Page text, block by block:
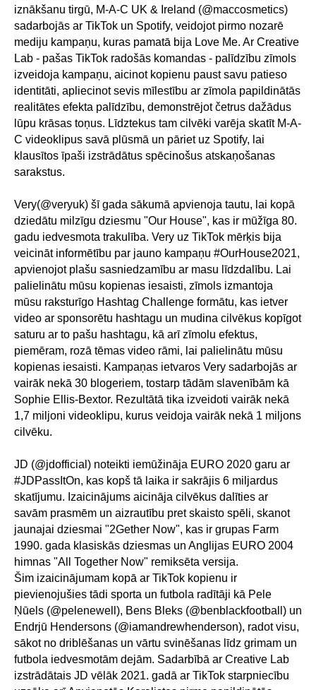
iznākšanu tirgū, M-A-C UK & Ireland (@maccosmetics)
sadarbojās ar TikTok un Spotify, veidojot pirmo nozarē
mediju kampaņu, kuras pamatā bija Love Me. Ar Creative
Lab - pašas TikTok radošās komandas - palīdzību zīmols
izveidoja kampaņu, aicinot kopienu paust savu patieso
identitāti, apliecinot sevis mīlestību ar zīmola papildinātās
realitātes efekta palīdzību, demonstrējot četrus dažādus
lūpu krāsas toņus. Līdztekus tam cilvēki varēja skatīt M-A-
C videoklipus savā plūsmā un pāriet uz Spotify, lai
klausītos īpaši izstrādātus spēcinošus atskaņošanas
sarakstus.
Very(@veryuk) šī gada sākumā apvienoja tautu, lai kopā
dziedātu milzīgu dziesmu "Our House", kas ir mūžīga 80.
gadu iedvesmota trakulība. Very uz TikTok mērķis bija
veicināt informētību par jauno kampaņu #OurHouse2021,
apvienojot plašu sasniedzamību ar masu līdzdalību. Lai
palielinātu mūsu kopienas iesaisti, zīmols izmantoja
mūsu raksturīgo Hashtag Challenge formātu, kas ietver
video ar sponsorētu hashtagu un mudina cilvēkus kopīgot
saturu ar to pašu hashtagu, kā arī zīmolu efektus,
piemēram, rozā tēmas video rāmi, lai palielinātu mūsu
kopienas iesaisti. Kampaņas ietvaros Very sadarbojās ar
vairāk nekā 30 blogeriem, tostarp tādām slavenībām kā
Sophie Ellis-Bextor. Rezultātā tika izveidoti vairāk nekā
1,7 miljoni videoklipu, kurus veidoja vairāk nekā 1 miljons
cilvēku.
JD (@jdofficial) noteikti iemūžināja EURO 2020 garu ar
#JDPassItOn, kas kopš tā laika ir sakrājis 6 miljardus
skatījumu. Izaicinājums aicināja cilvēkus dalīties ar
savām prasmēm un aizrautību pret skaisto spēli, skanot
jaunajai dziesmai "2Gether Now", kas ir grupas Farm
1990. gada klasiskās dziesmas un Anglijas EURO 2004
himnas "All Together Now" remiksēta versija.
Šim izaicinājumam kopā ar TikTok kopienu ir
pievienojušies tādi sporta un futbola radītāji kā Pele
Ņūels (@pelenewell), Bens Bleks (@benblackfootball) un
Endrjū Hendersons (@iamandrewhenderson), radot visu,
sākot no driblēšanas un vārtu svinēšanas līdz grimam un
futbola iedvesmotām dejām. Sadarbībā ar Creative Lab
izstrādātais JD vēlāk 2021. gadā ar TikTok starpniecību